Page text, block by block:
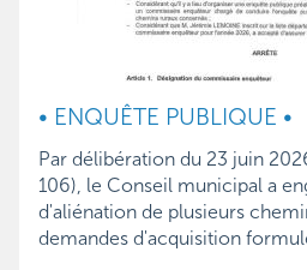
• ENQUÊTE PUBLIQUE •
Par délibération du 23 juin
106), le Conseil municipal a
d'aliénation de plusieurs
demandes d'acquisition